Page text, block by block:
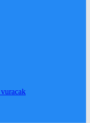
vuracak